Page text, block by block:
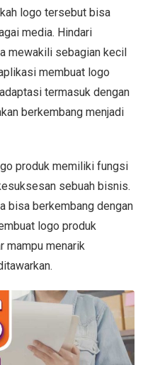
logo tersebut bisa
media. Hindari
mewakili sebagian kecil
membuat logo
termasuk dengan
berkembang menjadi
produk memiliki fungsi
sebuah bisnis.
bisa berkembang dengan
logo produk
mampu menarik